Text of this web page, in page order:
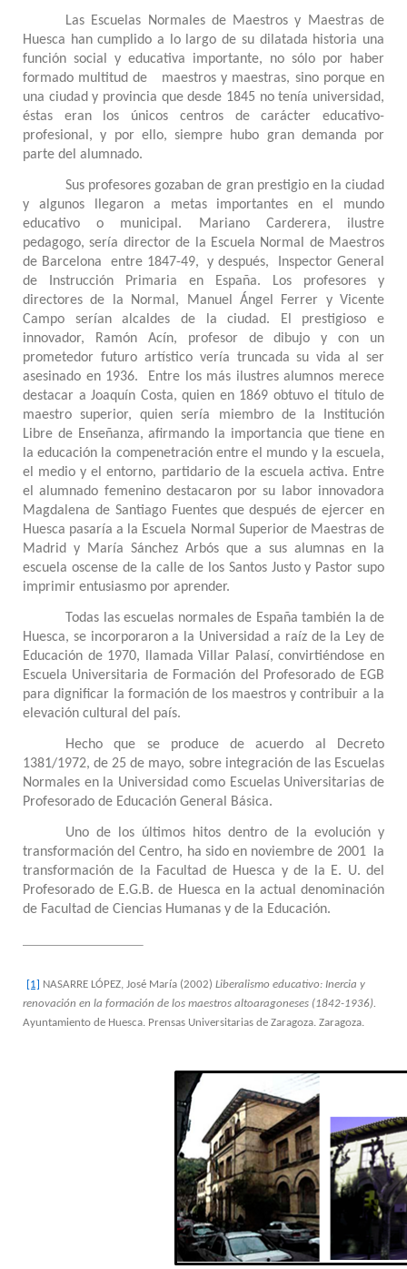
Las Escuelas Normales de Maestros y Maestras de
Huesca han cumplido a lo largo de su dilatada historia una
función social y educativa importante, no sólo por haber
formado multitud de maestros y maestras, sino porque en
una ciudad y provincia que desde 1845 no tenía universidad,
éstas eran los únicos centros de carácter educativo-
profesional, y por ello, siempre hubo gran demanda por
parte del alumnado.
Sus profesores gozaban de gran prestigio en la ciudad
y algunos llegaron a metas importantes en el mundo
educativo o municipal. Mariano Carderera, ilustre
pedagogo, sería director de la Escuela Normal de Maestros
de Barcelona entre 1847-49, y después, Inspector General
de Instrucción Primaria en España. Los profesores y
directores de la Normal, Manuel Ángel Ferrer y Vicente
Campo serían alcaldes de la ciudad. El prestigioso e
innovador, Ramón Acín, profesor de dibujo y con un
prometedor futuro artístico vería truncada su vida al ser
asesinado en 1936. Entre los más ilustres alumnos merece
destacar a Joaquín Costa, quien en 1869 obtuvo el título de
maestro superior, quien sería miembro de la Institución
Libre de Enseñanza, afirmando la importancia que tiene en
la educación la compenetración entre el mundo y la escuela,
el medio y el entorno, partidario de la escuela activa. Entre
el alumnado femenino destacaron por su labor innovadora
Magdalena de Santiago Fuentes que después de ejercer en
Huesca pasaría a la Escuela Normal Superior de Maestras de
Madrid y María Sánchez Arbós que a sus alumnas en la
escuela oscense de la calle de los Santos Justo y Pastor supo
imprimir entusiasmo por aprender.
Todas las escuelas normales de España también la de
Huesca, se incorporaron a la Universidad a raíz de la Ley de
Educación de 1970, llamada Villar Palasí, convirtiéndose en
Escuela Universitaria de Formación del Profesorado de EGB
para dignificar la formación de los maestros y contribuir a la
elevación cultural del país.
Hecho que se produce de acuerdo al Decreto
1381/1972, de 25 de mayo, sobre integración de las Escuelas
Normales en la Universidad como Escuelas Universitarias de
Profesorado de Educación General Básica.
Uno de los últimos hitos dentro de la evolución y
transformación del Centro, ha sido en noviembre de 2001 la
transformación de la Facultad de Huesca y de la E. U. del
Profesorado de E.G.B. de Huesca en la actual denominación
de Facultad de Ciencias Humanas y de la Educación.
[1] NASARRE LÓPEZ, José María (2002) Liberalismo educativo: Inercia y
renovación en la formación de los maestros altoaragoneses (1842-1936).
Ayuntamiento de Huesca. Prensas Universitarias de Zaragoza. Zaragoza.